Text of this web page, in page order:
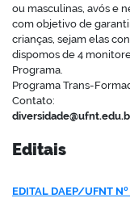
ou masculinas, avós e
com objetivo de
crianças, sejam elas
dispomos de 4
Programa.
Programa Trans-
Contato:
Editais
EDITAL DAEP/UFNT